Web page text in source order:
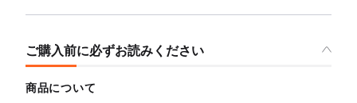
ご購入前に必ずお読みください
商品について